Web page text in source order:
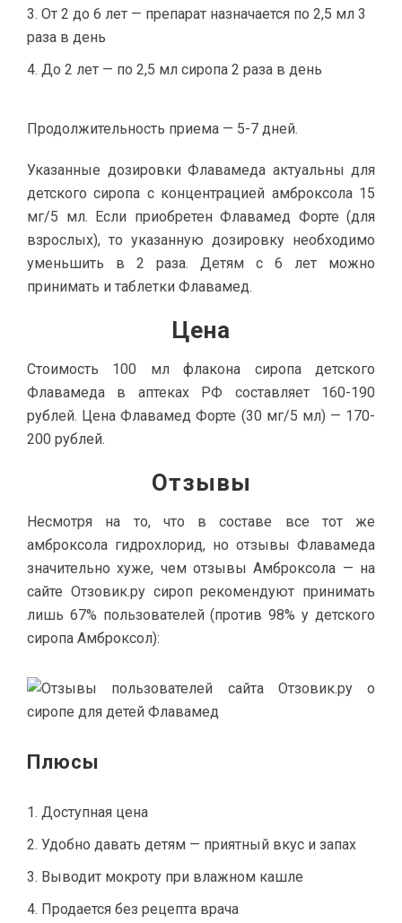
От 2 до 6 лет — препарат назначается по 2,5 мл 3
раза в день
До 2 лет — по 2,5 мл сиропа 2 раза в день
Продолжительность приема — 5-7 дней.
Указанные дозировки Флавамеда актуальны для
детского сиропа с концентрацией амброксола 15
мг/5 мл. Если приобретен Флавамед Форте (для
взрослых), то указанную дозировку необходимо
уменьшить в 2 раза. Детям с 6 лет можно
принимать и таблетки Флавамед.
Цена
Стоимость 100 мл флакона сиропа детского
Флавамеда в аптеках РФ составляет 160-190
рублей. Цена Флавамед Форте (30 мг/5 мл) — 170-
200 рублей.
Отзывы
Несмотря на то, что в составе все тот же
амброксола гидрохлорид, но отзывы Флавамеда
значительно хуже, чем отзывы Амброксола — на
сайте Отзовик.ру сироп рекомендуют принимать
лишь 67% пользователей (против 98% у детского
сиропа Амброксол):
Плюсы
Доступная цена
Удобно давать детям — приятный вкус и запах
Выводит мокроту при влажном кашле
Продается без рецепта врача